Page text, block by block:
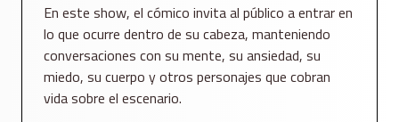
En este show, el cómico invita al público a entrar en
lo que ocurre dentro de su cabeza, manteniendo
conversaciones con su mente, su ansiedad, su
miedo, su cuerpo y otros personajes que cobran
vida sobre el escenario.